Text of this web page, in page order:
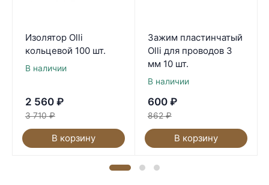
Изолятор Olli
кольцевой 100 шт.
В наличии
2 560 ₽
3 710 ₽
В корзину
Зажим пластинчатый
Olli для проводов 3
мм 10 шт.
В наличии
600 ₽
862 ₽
В корзину